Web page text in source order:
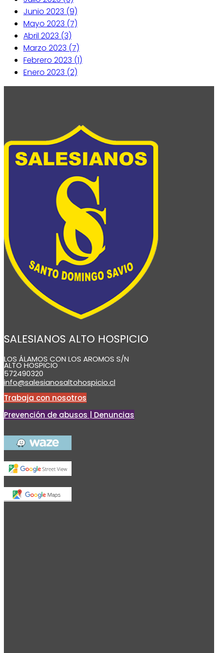
Junio 2023 (9)
Mayo 2023 (7)
Abril 2023 (3)
Marzo 2023 (7)
Febrero 2023 (1)
Enero 2023 (2)
SALESIANOS ALTO HOSPICIO
LOS ÁLAMOS CON LOS AROMOS S/N
ALTO HOSPICIO
572490320
info@salesianosaltohospicio.cl
Trabaja con nosotros
Prevención de abusos | Denuncias